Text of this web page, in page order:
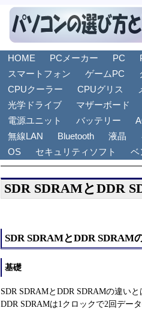
HOME PCメーカー PC
スマートフォン
ゲームPC
CPUクーラー
CPUグリス
光学ドライブ
マザーボード
電源ユニット
バッテリー
無線LAN
Bluetooth 液晶
OS
セキュリティソフト ベ
SDR SDRAMとDDR
SDR SDRAMとDDR SDRAM
基礎
SDR SDRAMとDDR SDRAMの違い
DDR SDRAMは1クロックで2回デー